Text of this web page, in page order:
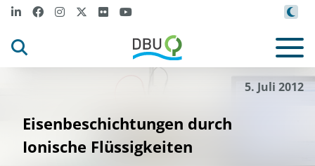
5. Juli 2012
Eisenbeschichtungen durch
Ionische Flüssigkeiten